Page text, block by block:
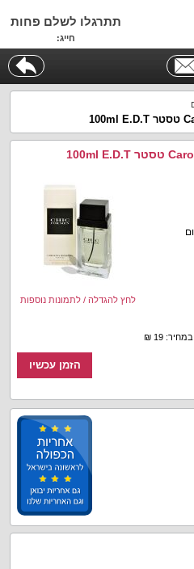
תתרגלו לשלם פחות
חייג:
לחץ להגדלה / לתמונות נוספות
19 ₪
הזמן עכשיו